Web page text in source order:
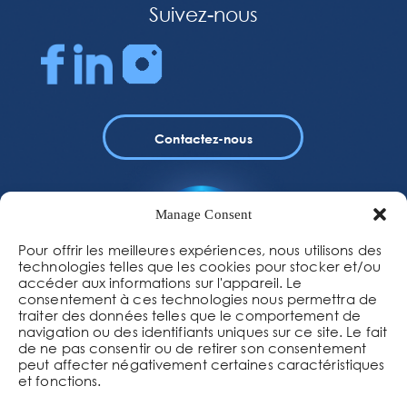
Manage Consent
Pour offrir les meilleures expériences, nous utilisons des
technologies telles que les cookies pour stocker et/ou
accéder aux informations sur l'appareil. Le
consentement à ces technologies nous permettra de
traiter des données telles que le comportement de
navigation ou des identifiants uniques sur ce site. Le fait
de ne pas consentir ou de retirer son consentement
peut affecter négativement certaines caractéristiques
et fonctions.
Suivez-nous
Contactez-nous